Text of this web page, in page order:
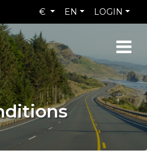
LOGIN
EN
€